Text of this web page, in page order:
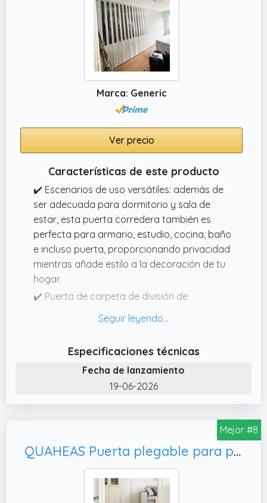
Adecuado para abrir: 30 x 803/4 pulgadas.
✔️ 24 horas en espera: si falta alguna pieza
del paquete o está dañada y si tienes alguna
pregunta sobre la instalación y las
especificaciones, por favor háznoslo saber y
estamos todo el día en línea para ayudarte.
Marca: Generic
Ver precio
Características de este producto
✔️ Escenarios de uso versátiles: además de
ser adecuada para dormitorio y sala de
estar, esta puerta corredera también es
perfecta para armario, estudio, cocina, baño
e incluso puerta, proporcionando privacidad
mientras añade estilo a la decoración de tu
hogar.
✔️ Puerta de carpeta de división de
retráctil puede bloquear los humos de la
de ruido en el dormitorio; mantiene la
separación húmeda y seca en el baño; y
organiza la pérdida de aire caliente o frío.
retráctil para puerta es muy fácil de instalar,
mide la altura y el ancho del marco de tu
puerta varias veces y toma el valor mínimo.
Fácil de limpiar, se puede limpiar con un paño
Especificaciones técnicas
Fecha de lanzamiento
19-06-2026
Mejor #8
QUAHEAS Puerta plegable para perros de 2 piezas, salón y jardín